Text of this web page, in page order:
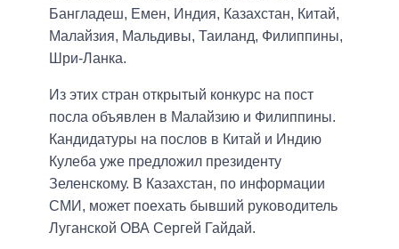
Бангладеш, Емен, Индия, Казахстан, Китай,
Малайзия, Мальдивы, Таиланд, Филиппины,
Шри-Ланка.
Из этих стран открытый конкурс на пост
посла объявлен в Малайзию и Филиппины.
Кандидатуры на послов в Китай и Индию
Кулеба уже предложил президенту
Зеленскому. В Казахстан, по информации
СМИ, может поехать бывший руководитель
Луганской ОВА Сергей Гайдай.